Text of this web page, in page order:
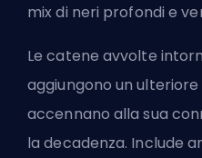
mix di neri profondi e
Le catene avvolte
aggiungono un
accennano alla sua
la decadenza. Include